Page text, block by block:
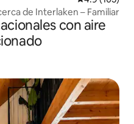
de Interlaken – Familiar
con aire